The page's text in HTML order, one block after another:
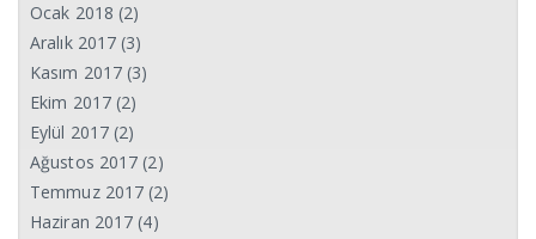
Ocak 2018 (2)
Aralık 2017 (3)
Kasım 2017 (3)
Ekim 2017 (2)
Eylül 2017 (2)
Ağustos 2017 (2)
Temmuz 2017 (2)
Haziran 2017 (4)